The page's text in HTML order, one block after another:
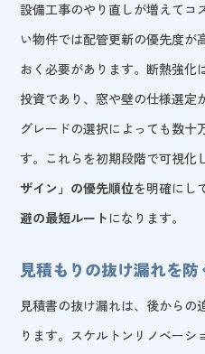
設備工事のやり直しが増えてコ
い物件では配管更新の優先度が
おく必要があります。断熱強化
投資であり、窓や壁の仕様選定
グレードの選択によっても数十
す。これらを初期段階で可視化し
ザイン」の優先順位を明確にし
避の最短ルート になります。
見積もりの抜け漏れを
見積書の抜け漏れは、後からの
ります。スケルトンリノベー